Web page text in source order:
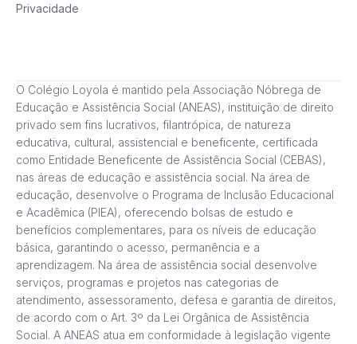
Privacidade
O Colégio Loyola é mantido pela Associação Nóbrega de
Educação e Assistência Social (ANEAS), instituição de direito
privado sem fins lucrativos, filantrópica, de natureza
educativa, cultural, assistencial e beneficente, certificada
como Entidade Beneficente de Assistência Social (CEBAS),
nas áreas de educação e assistência social. Na área de
educação, desenvolve o Programa de Inclusão Educacional
e Acadêmica (PIEA), oferecendo bolsas de estudo e
benefícios complementares, para os níveis de educação
básica, garantindo o acesso, permanência e a
aprendizagem. Na área de assistência social desenvolve
serviços, programas e projetos nas categorias de
atendimento, assessoramento, defesa e garantia de direitos,
de acordo com o Art. 3º da Lei Orgânica de Assistência
Social. A ANEAS atua em conformidade à legislação vigente